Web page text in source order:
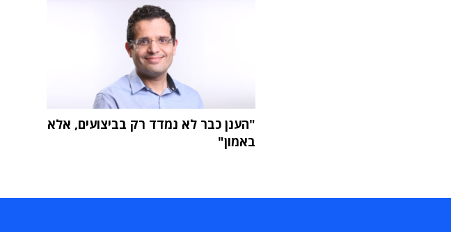
"הענן כבר לא נמדד רק בביצועים, אלא
באמון"